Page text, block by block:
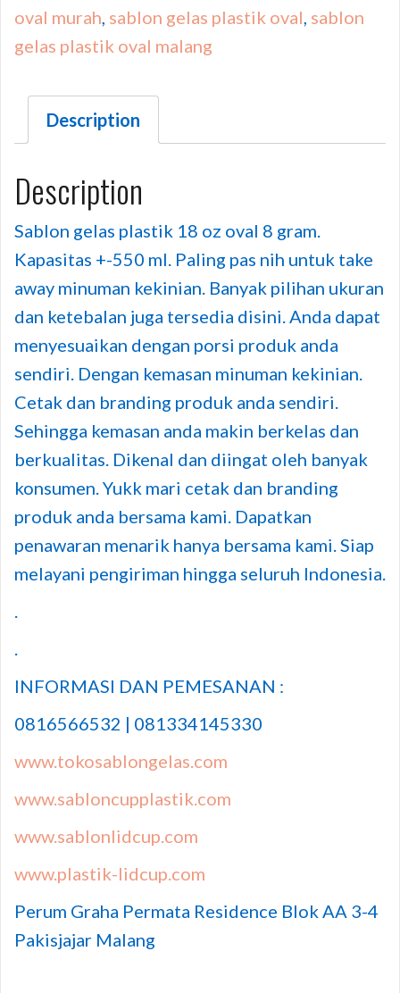
oval murah sablon gelas plastik oval sablon
gelas plastik oval malang
Description
Description
Sablon gelas plastik 18 oz oval 8 gram.
Kapasitas +-550 ml. Paling pas nih untuk take
away minuman kekinian. Banyak pilihan ukuran
dan ketebalan juga tersedia disini. Anda dapat
menyesuaikan dengan porsi produk anda
sendiri. Dengan kemasan minuman kekinian.
Cetak dan branding produk anda sendiri.
Sehingga kemasan anda makin berkelas dan
berkualitas. Dikenal dan diingat oleh banyak
konsumen. Yukk mari cetak dan branding
produk anda bersama kami. Dapatkan
penawaran menarik hanya bersama kami. Siap
melayani pengiriman hingga seluruh Indonesia.
.
.
INFORMASI DAN PEMESANAN :
0816566532 | 081334145330
www.tokosablongelas.com
www.sabloncupplastik.com
www.sablonlidcup.com
www.plastik-lidcup.com
Perum Graha Permata Residence Blok AA 3-4
Pakisjajar Malang